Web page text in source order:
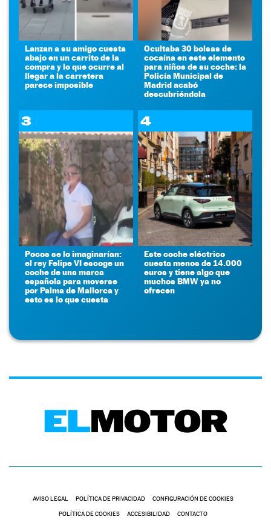
Lanzan a su amigo cuesta
abajo en un carrito de la
compra y lo que ocurre al
llegar a la carretera
parece imposible
Ocultaba 30 bolsas de
cocaína en este elemento
para niños de su coche: la
Policía Municipal de
Madrid acabó
descubriéndola
3
Pocos se lo imaginarían:
el rey Felipe VI escoge un
coche de una marca
española para moverse
por Palma de Mallorca y
esto es lo que cuesta
4
Este coche eléctrico
cuesta menos de 14.000
euros y tiene algo que
muchos BMW ya no
ofrecen
AVISO LEGAL POLÍTICA DE PRIVACIDAD CONFIGURACIÓN DE COOKIES
POLÍTICA DE COOKIES ACCESIBILIDAD CONTACTO